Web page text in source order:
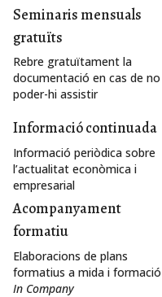
Seminaris mensuals
gratuïts
Rebre gratuïtament la
documentació en cas de no
poder-hi assistir
Informació continuada
Informació periòdica sobre
l’actualitat econòmica i
empresarial
Acompanyament
formatiu
Elaboracions de plans
formatius a mida i formació
In Company